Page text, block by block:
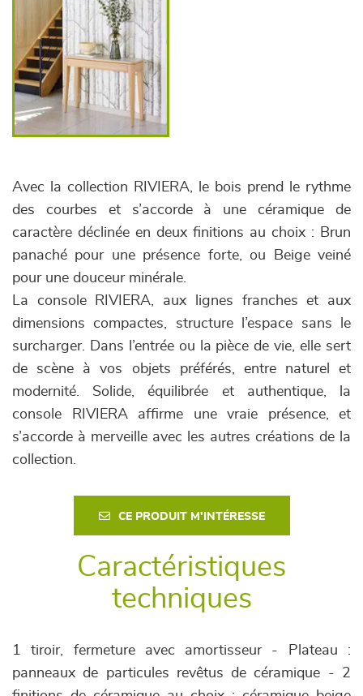
Avec la collection RIVIERA, le bois prend le rythme
des courbes et s’accorde à une céramique de
caractère déclinée en deux finitions au choix : Brun
panaché pour une présence forte, ou Beige veiné
pour une douceur minérale.
La console RIVIERA, aux lignes franches et aux
dimensions compactes, structure l’espace sans le
surcharger. Dans l’entrée ou la pièce de vie, elle sert
de scène à vos objets préférés, entre naturel et
modernité. Solide, équilibrée et authentique, la
console RIVIERA affirme une vraie présence, et
s’accorde à merveille avec les autres créations de la
collection.
CE PRODUIT M'INTÉRESSE
Caractéristiques
techniques
1 tiroir, fermeture avec amortisseur - Plateau :
panneaux de particules revêtus de céramique - 2